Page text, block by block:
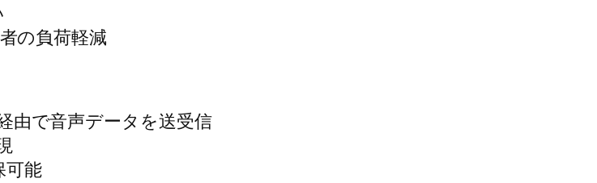
の負荷軽減
由で音声データを送受信
可能